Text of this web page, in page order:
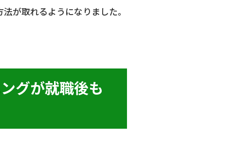
が取れるようになりました。
グが就職後も